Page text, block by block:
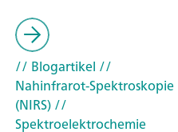
// Blogartikel //
Nahinfrarot-Spektroskopie
(NIRS)//
Spektroelektrochemie